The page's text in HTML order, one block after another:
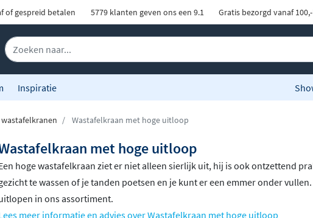
of gespreid betalen 5779 klanten geven ons een 9.1 Gratis bezorgd vanaf
Inspiratie
Wastafelkraan met hoge uitloop
met hoge uitloop
hoge wastafelkraan ziet er niet alleen sierlijk uit, hij is ook ontzettend
te wassen of je tanden poetsen en je kunt er een emmer onder
in ons assortiment.
meer informatie en advies over Wastafelkraan met hoge uitloop